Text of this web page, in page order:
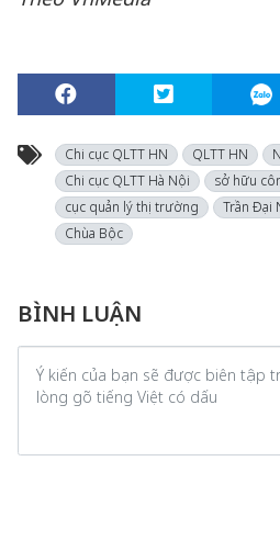
Chi cục QLTT HN QLTT HN
Chi cục QLTT Hà Nội
sở hữu
cục quản lý thị trường
Trần Đại
Chùa Bộc
BÌNH LUẬN